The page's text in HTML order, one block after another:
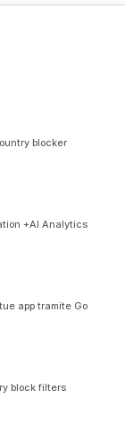
blocker
+AI Analytics
app tramite Go
block filters